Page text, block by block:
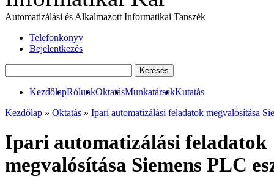
Automatizálási és Alkalmazott Informatikai Tanszék
Telefonkönyv
Bejelentkezés
KezdőlapRólunkOktatásMunkatársakKutatás
Kezdőlap » Oktatás » Ipari automatizálási feladatok megvalósítása
Ipari automatizálási feladatok
megvalósítása Siemens PLC